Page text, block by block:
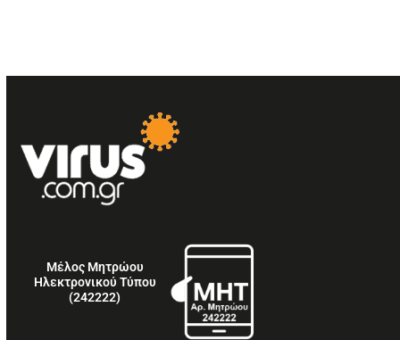
Μέλος Μητρώου
Ηλεκτρονικού Τύπου
(242222)